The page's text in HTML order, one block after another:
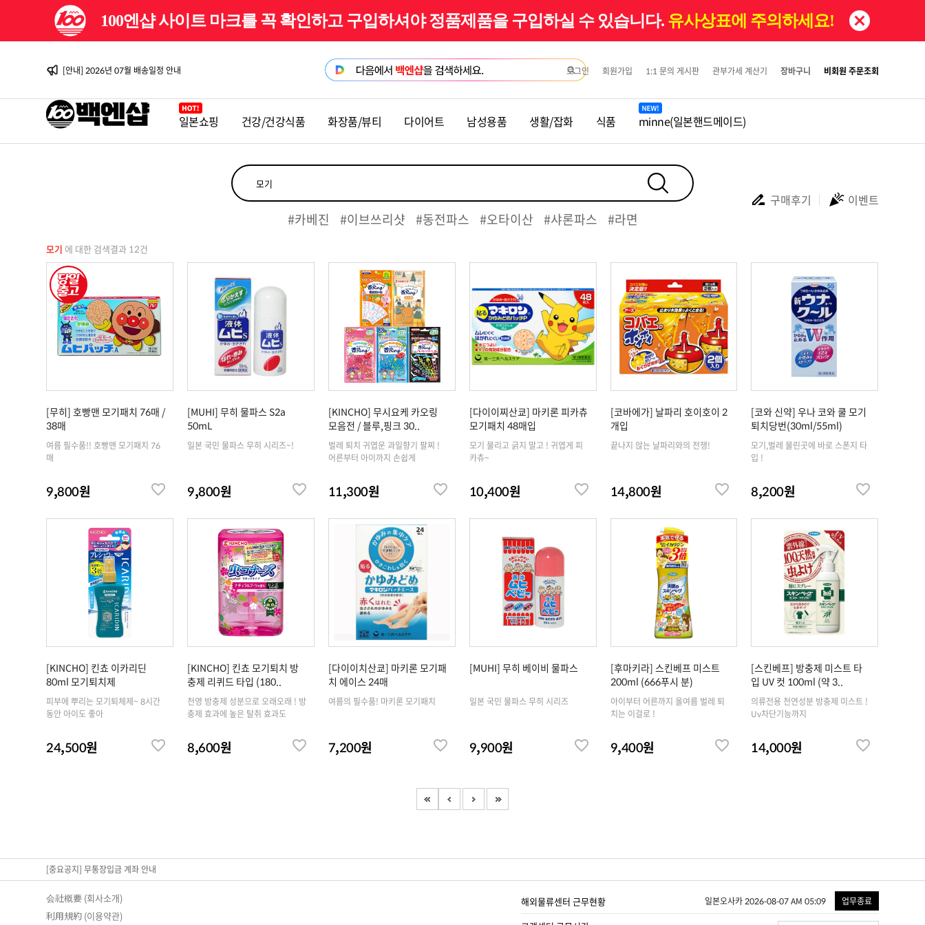
100엔샵 사이트 마크를 꼭 확인하고 구입하셔야 정품제품을 구입하실 수 있습니다. 유사상표에 주의하세요!
[이벤트] 백엔샵 10주년 감사제
[안내] 2026년 08월 배송일정 안내
[안내] 2026년 07월 배송일정 안내
[이벤트] 백엔샵 10주년 감사제
[안내] 2026년 08월 배송일정 안내
[이벤트] 백엔샵 10주년 감사제 2탄일본쇼핑 건강/건강식품 화장품/뷰티 다이어트 남성용품 생활/잡화 식품 minne(일본핸드메이드)
로그인 회원가입 1:1 문의 게시판 관부가세 계산기 장바구니 비회원 주문조회
#카베진 #이브쓰리샷 #동전파스 #오타이산 #샤론파스 #라면
구매후기 이벤트
모기 에 대한 검색결과 12건
[무히] 호빵맨 모기패치 76매 /
38매
여름 필수품!! 호빵맨 모기패치 76
매
9,800원
[MUHI] 무히 물파스 S2a
50mL
일본 국민 물파스 무히 시리즈~!
9,800원
[KINCHO] 무시요케 카오링
모음전 / 블루,핑크 30..
벌레 퇴치 귀엽운 과일향기 팔찌 !
어른부터 아이까지 손쉽게
11,300원
[다이이찌산쿄] 마키론 피카츄
모기패치 48매입
모기 물리고 긁지 말고 ! 귀엽게 피
카츄~
10,400원
[코바에가] 날파리 호이호이 2
개입
끝나지 않는 날파리와의 전쟁!
14,800원
[코와 신약] 우나 코와 쿨 모기
퇴치당번(30ml/55ml)
모기,벌레 물린곳에 바로 스폰지 타
입 !
8,200원
[KINCHO] 킨쵸 이카리딘
80ml 모기퇴치제
피부에 뿌리는 모기퇴체제~ 8시간
동안 아이도 좋아
24,500원
[KINCHO] 킨쵸 모기퇴치 방
충제 리퀴드 타입 (180..
천영 방충제 성분으로 오래오래 ! 방
충제 효과에 높은 탈취 효과도
8,600원
[다이이치산쿄] 마키론 모기패
치 에이스 24매
여름의 필수품! 마키론 모기패치
7,200원
[MUHI] 무히 베이비 물파스
일본 국민 물파스 무히 시리즈
9,900원
[후마키라] 스킨베프 미스트
200ml (666푸시 분)
아이부터 어른까지 올여름 벌레 퇴
치는 이걸로 !
9,400원
[스킨베프] 방충제 미스트 타
입 UV 컷 100ml (약 3..
의류전용 천연성분 방충제 미스트 !
Uv차단기능까지
14,000원
[중요공지] 무통장입금 계좌 안내
会社概要 (회사소개)
利用規約 (이용약관)
해외물류센터 근무현황 일본오사카 2026-08-07 AM 05:09 업무종료